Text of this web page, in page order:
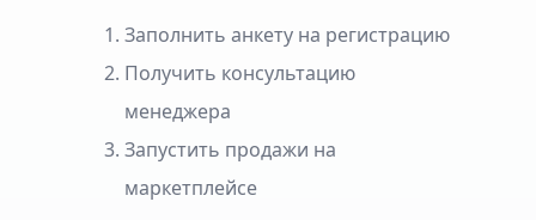
Заполнить анкету на регистрацию
Получить консультацию
менеджера
Запустить продажи на
маркетплейсе